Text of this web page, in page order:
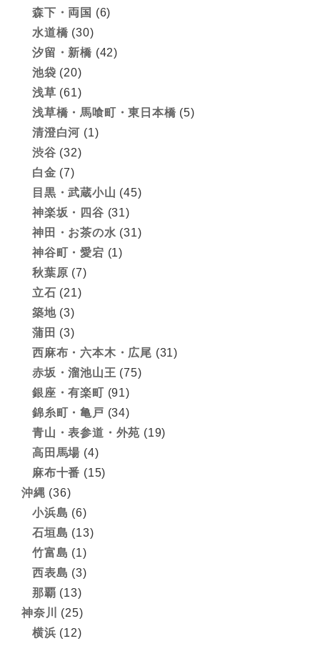
森下・両国 (6)
水道橋 (30)
汐留・新橋 (42)
池袋 (20)
浅草 (61)
浅草橋・馬喰町・東日本橋 (5)
清澄白河 (1)
渋谷 (32)
白金 (7)
目黒・武蔵小山 (45)
神楽坂・四谷 (31)
神田・お茶の水 (31)
神谷町・愛宕 (1)
秋葉原 (7)
立石 (21)
築地(3)
蒲田 (3)
西麻布・六本木・広尾 (31)
赤坂・溜池山王 (75)
銀座・有楽町
(91)
錦糸町・亀戸 (34)
青山・表参道・外苑 (19)
高田馬場 (4)
麻布十番 (15)
沖縄 (36)
小浜島 (6)
石垣島 (13)
竹富島 (1)
西表島 (3)
那覇 (13)
神奈川
(25)
横浜 (12)